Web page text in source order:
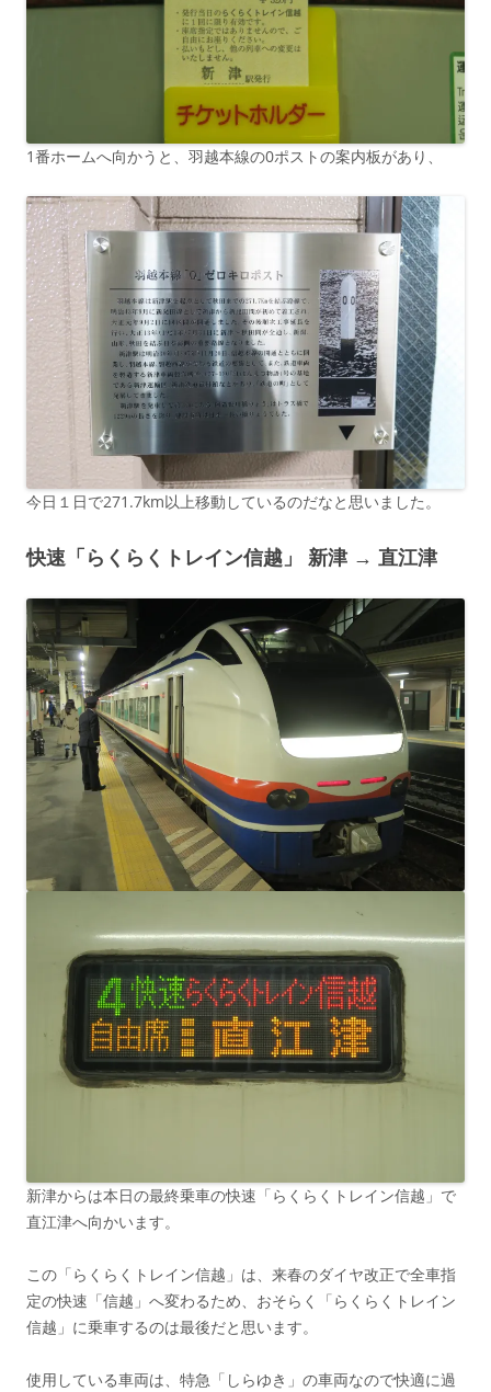
1番ホームへ向かうと、羽越本線の0ポストの案内板があり、
今日１日で271.7km以上移動しているのだなと思いました。
快速「らくらくトレイン信越」 新津 → 直江津
新津からは本日の最終乗車の快速「らくらくトレイン信越」で
直江津へ向かいます。
この「らくらくトレイン信越」は、来春のダイヤ改正で全車指
定の快速「信越」へ変わるため、おそらく「らくらくトレイン
信越」に乗車するのは最後だと思います。
使用している車両は、特急「しらゆき」の車両なので快適に過